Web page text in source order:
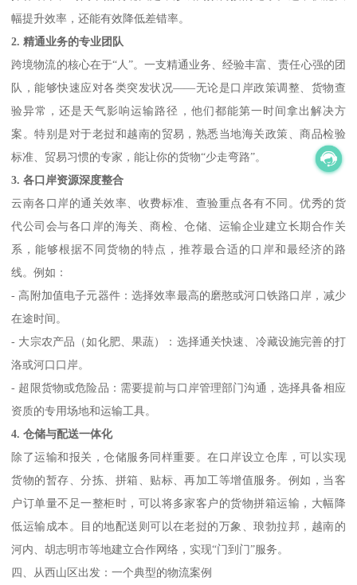
幅提升效率，还能有效降低差错率。
2. 精通业务的专业团队
跨境物流的核心在于“人”。一支精通业务、经验丰富、责任心强的团
队，能够快速应对各类突发状况——无论是口岸政策调整、货物查
验异常，还是天气影响运输路径，他们都能第一时间拿出解决方
案。特别是对于老挝和越南的贸易，熟悉当地海关政策、商品检验
标准、贸易习惯的专家，能让你的货物“少走弯路”。
3. 各口岸资源深度整合
云南各口岸的通关效率、收费标准、查验重点各有不同。优秀的货
代公司会与各口岸的海关、商检、仓储、运输企业建立长期合作关
系，能够根据不同货物的特点，推荐最合适的口岸和最经济的路
线。例如：
- 高附加值电子元器件：选择效率最高的磨憨或河口铁路口岸，减少
在途时间。
- 大宗农产品（如化肥、果蔬）：选择通关快速、冷藏设施完善的打
洛或河口口岸。
- 超限货物或危险品：需要提前与口岸管理部门沟通，选择具备相应
资质的专用场地和运输工具。
4. 仓储与配送一体化
除了运输和报关，仓储服务同样重要。在口岸设立仓库，可以实现
货物的暂存、分拣、拼箱、贴标、再加工等增值服务。例如，当客
户订单量不足一整柜时，可以将多家客户的货物拼箱运输，大幅降
低运输成本。目的地配送则可以在老挝的万象、琅勃拉邦，越南的
河内、胡志明市等地建立合作网络，实现“门到门”服务。
四、从西山区出发：一个典型的物流案例